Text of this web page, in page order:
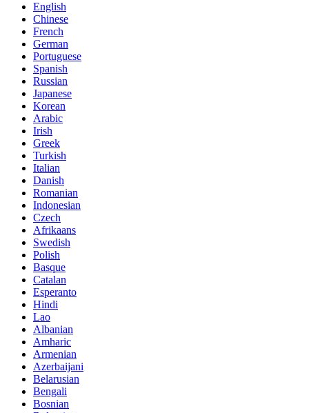
English
Chinese
French
German
Portuguese
Spanish
Russian
Japanese
Korean
Arabic
Irish
Greek
Turkish
Italian
Danish
Romanian
Indonesian
Czech
Afrikaans
Swedish
Polish
Basque
Catalan
Esperanto
Hindi
Lao
Albanian
Amharic
Armenian
Azerbaijani
Belarusian
Bengali
Bosnian